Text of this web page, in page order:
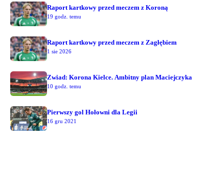
Raport kartkowy przed meczem z Koroną
19 godz. temu
Raport kartkowy przed meczem z Zagłębiem
1 sie 2026
Zwiad: Korona Kielce. Ambitny plan Maciejczyka
10 godz. temu
Pierwszy gol Hołowni dla Legii
16 gru 2021